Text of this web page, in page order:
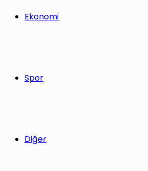
Ekonomi
Spor
Diğer